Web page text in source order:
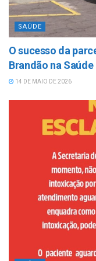
SAÚDE
O sucesso da
Brandão na Saúde
14 DE MAIO DE 2026